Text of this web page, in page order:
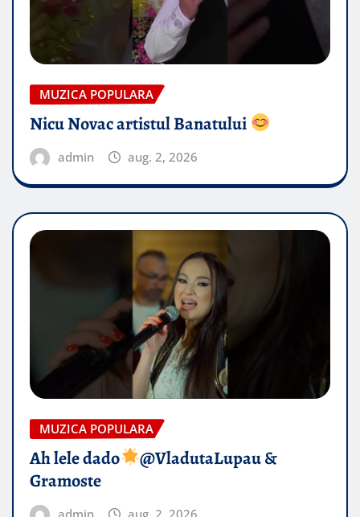
MUZICA POPULARA
Nicu Novac artistul Banatului
admin aug. 2, 2026
MUZICA POPULARA
Ah lele dado​
@VladutaLupau &
Gramoste
admin aug. 2, 2026